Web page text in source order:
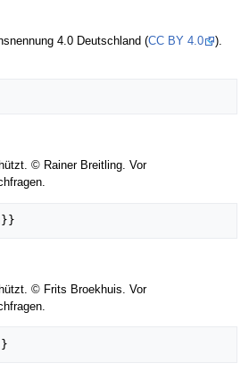
4.0 Deutschland (CC BY 4.0
).
© Rainer Breitling. Vor
© Frits Broekhuis. Vor